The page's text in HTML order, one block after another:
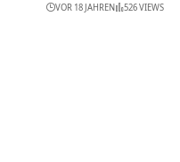
VOR 18 JAHREN 526 VIEWS